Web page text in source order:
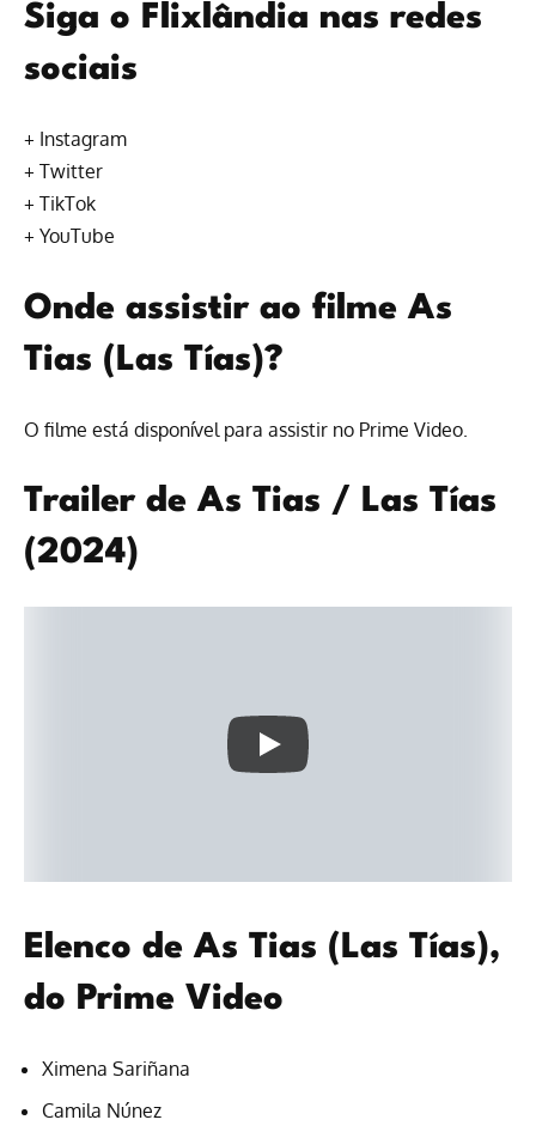
Siga o Flixlândia nas redes
sociais
+ Instagram
+ Twitter
+ TikTok
+ YouTube
Onde assistir ao filme As
Tias (Las Tías)?
O filme está disponível para assistir no Prime Video
Trailer de As Tias / Las Tías
(2024)
Elenco de As Tias (Las Tías),
do Prime Video
Ximena Sariñana
Camila Núnez